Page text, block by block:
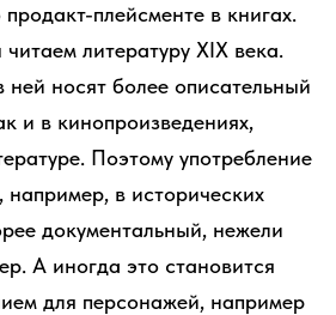
плейсменте в книгах.
литературу XIX века.
носят более описательный
и в кинопроизведениях,
Поэтому употребление
например, в исторических
документальный, нежели
А иногда это становится
для персонажей, например